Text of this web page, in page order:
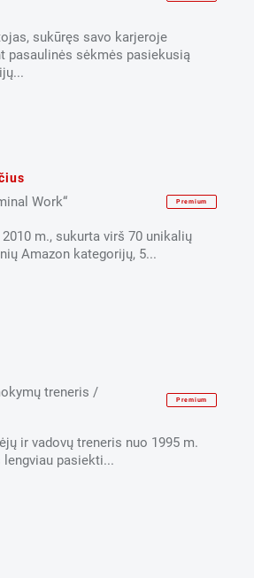
sukūręs savo karjeroje
pasaulinės sėkmės pasiekusią
Work“ Premium
m., sukurta virš 70 unikalių
Amazon kategorijų, 5...
treneris /
Premium
ir vadovų treneris nuo 1995 m.
pasiekti...